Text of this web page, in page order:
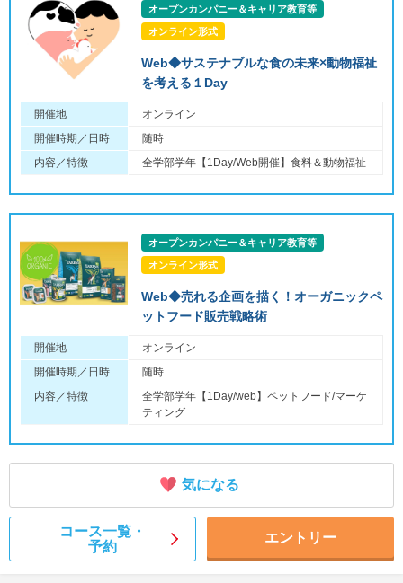
オープンカンパニー＆キャリア教育等
オンライン形式
Web◆サステナブルな食の未来×動物福祉
を考える１Day
開催地
オンライン
開催時期／日時
随時
内容／特徴
全学部学年【1Day/Web開催】食料＆動物福祉
オープンカンパニー＆キャリア教育等
オンライン形式
Web◆売れる企画を描く！オーガニックペ
ットフード販売戦略術
開催地
オンライン
開催時期／日時
随時
内容／特徴
全学部学年【1Day/web】ペットフード/マーケ
ティング
気になる
コース一覧・
予約
エントリー